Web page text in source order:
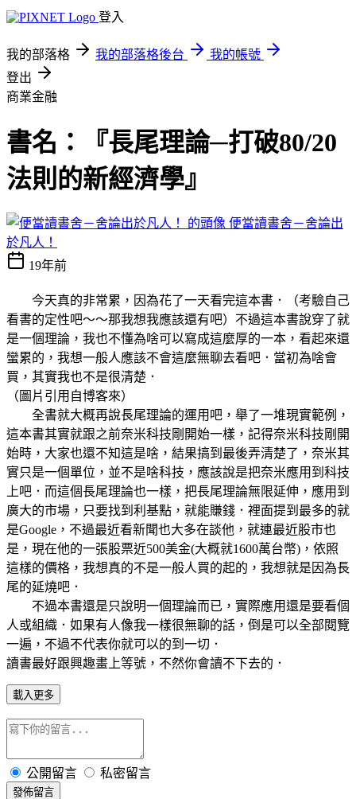
登入
我的部落格 我的部落格後台
我的帳號
登出
商業金融
書名：『長尾理論─打破80/20
法則的新經濟學』
便當讀書舍－舍論出
於凡人！
19年前
今天真的非常累，因為花了一天看完這本書．（考驗自己
看書的定性吧～～那我想我應該還有吧）不過這本書說穿了就
是一個理論，我也不懂為啥可以寫成這麼厚的一本，看起來還
蠻累的，我想一般人應該不會這麼無聊去看吧．當初為啥會
買，其實我也不是很清楚 ．
（圖片引用自博客來）
全書就大概再說長尾理論的運用吧，舉了一堆現實範例，
這本書其實就跟之前奈米科技剛開始一樣，記得奈米科技剛開
始時，大家也還不知這是啥，結果搞到最後弄清楚了，奈米其
實只是一個單位，並不是啥科技，應該說是把奈米應用到科技
上吧．而這個長尾理論也一樣，把長尾理論無限延伸，應用到
廣大的市場，只要找到利基點，就能賺錢．裡面提到最多的就
是Google，不過最近看新聞也大多在談他，就連最近股市也
是，現在他的一張股票近500美金(大概就1600萬台幣) ，依照
這樣的價格，我想真的不是一般人買的起的，我想就是因為長
尾的延燒吧．
不過本書還是只說明一個理論而已，實際應用還是要看個
人或組織．如果有人像我一樣很無聊的話，倒是可以全部閱覽
一遍，不過不代表你就可以的到一切．
讀書最好跟興趣畫上等號，不然你會讀不下去的．
載入更多
公開留言 私密留言
發佈留言